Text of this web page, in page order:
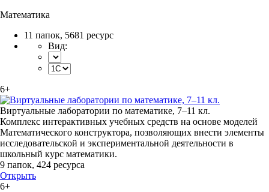
Математика
11 папок, 5681 ресурс
Вид:
6+
Виртуальные лаборатории по математике, 7–11 кл.
Комплекс интерактивных учебных средств на основе моделей
Математического конструктора, позволяющих внести элементы
исследовательской и экспериментальной деятельности в
школьный курс математики.
9 папок, 424 ресурса
Открыть
6+